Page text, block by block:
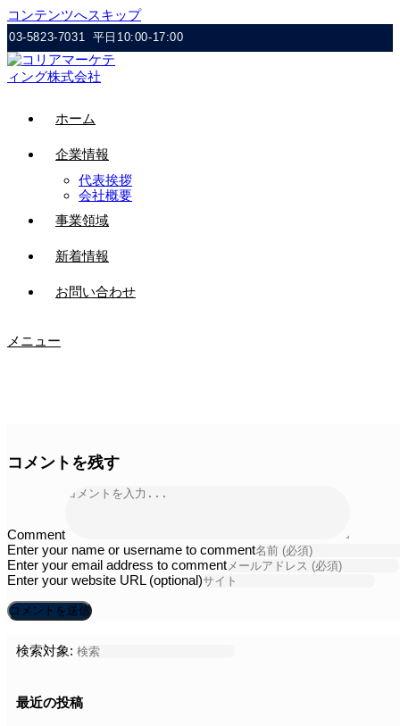
コンテンツへスキップ
03-5823-7031 平日10:00-17:00
ホーム
企業情報
代表挨拶
会社概要
事業領域
新着情報
お問い合わせ
メニュー
コメントを残す
Comment
Enter your name or username to comment
Enter your email address to comment
Enter your website URL (optional)
検索対象:
最近の投稿